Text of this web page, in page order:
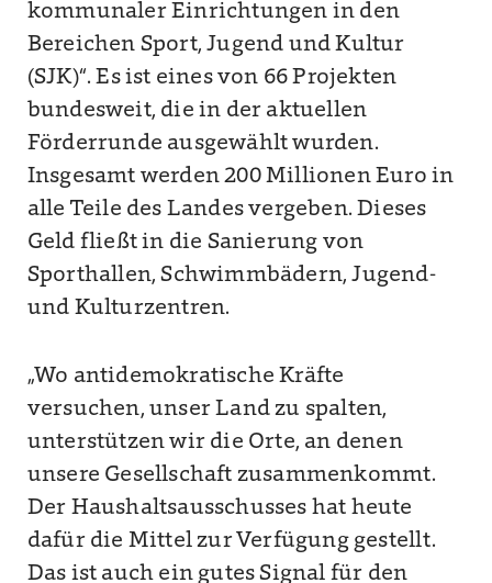
kommunaler Einrichtungen in den
Bereichen Sport, Jugend und Kultur
(SJK)“. Es ist eines von 66 Projekten
bundesweit, die in der aktuellen
Förderrunde ausgewählt wurden.
Insgesamt werden 200 Millionen Euro in
alle Teile des Landes vergeben. Dieses
Geld fließt in die Sanierung von
Sporthallen, Schwimmbädern, Jugend-
und Kulturzentren.
„Wo antidemokratische Kräfte
versuchen, unser Land zu spalten,
unterstützen wir die Orte, an denen
unsere Gesellschaft zusammenkommt.
Der Haushaltsausschusses hat heute
dafür die Mittel zur Verfügung gestellt.
Das ist auch ein gutes Signal für den